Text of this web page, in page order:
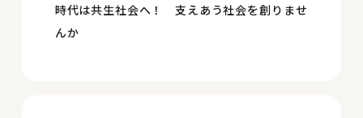
時代は共生社会へ！ 支えあう社会を創りませ
んか